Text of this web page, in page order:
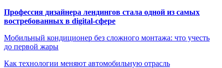
Профессия дизайнера лендингов стала одной из самых
востребованных в digital-сфере
Мобильный кондиционер без сложного монтажа: что учесть
до первой жары
Как технологии меняют автомобильную отрасль